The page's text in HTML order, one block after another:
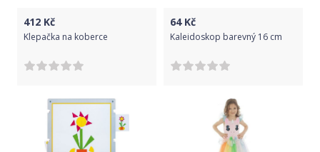
412 Kč
Klepačka na koberce
64Kč
Kaleidoskop barevný 16 cm